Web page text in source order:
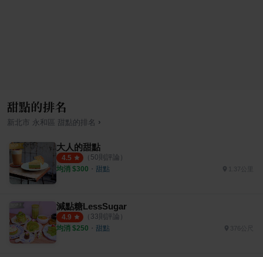
甜點的排名
新北市 永和區 甜點的排名 ›
大人的甜點
4.5 （ 50則評論）
均消 $300 ・ 甜點
減點糖LessSugar
4.9 （ 33則評論）
均消 $250 ・ 甜點